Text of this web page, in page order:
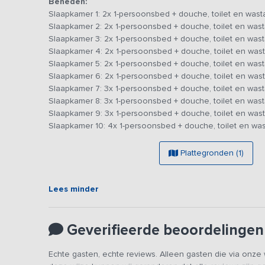
De 10 slaapkamers zijn ruim van opzet en beschikken
badkamer met douche, toilet en wastafel.
De accommodatie is gelegen aan de rand van een
gebruik maken van de faciliteiten van het park zoals het
fietsverhuur, broodjesservice, barbecue service &
tennisbaan gelegen.
Goed om te vermelden:
- Voor zakelijke groepen is de accommodatie door de
- Op maandag is de aankomsttijd altijd 12:00 uur en kunt
slaapkamers zijn - in verband met de schoonmaak -
- Bij aankomst op dinsdag, woensdag of donderdag
- Bij vertrek op dinsdag, woensdag of donderdag kunt u
- In overleg zijn de aankomst en vertrektijden
Slaapkamer 1: 2x 1-persoonsbed + douche, toilet en
Slaapkamer 2: 2x 1-persoonsbed + douche, toilet en
Slaapkamer 3: 2x 1-persoonsbed + douche, toilet en
Slaapkamer 4: 2x 1-persoonsbed + douche, toilet en
Slaapkamer 5: 2x 1-persoonsbed + douche, toilet en
Slaapkamer 6: 2x 1-persoonsbed + douche, toilet en
Slaapkamer 7: 3x 1-persoonsbed + douche, toilet en
Slaapkamer 8: 3x 1-persoonsbed + douche, toilet en
Slaapkamer 9: 3x 1-persoonsbed + douche, toilet en
Slaapkamer 10: 4x 1-persoonsbed + douche, toilet en
Plattegronden (1)
Lees minder
Geverifieerde beoordelingen
Echte gasten, echte reviews. Alleen gasten die via